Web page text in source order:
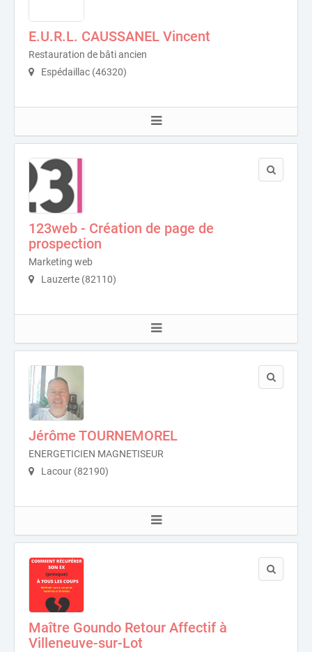
E.U.R.L. CAUSSANEL Vincent
Restauration de bâti ancien
Espédaillac (46320)
123web - Création de page de
prospection
Marketing web
Lauzerte (82110)
Jérôme TOURNEMOREL
ENERGETICIEN MAGNETISEUR
Lacour (82190)
Maître Goundo Retour Affectif à
Villeneuve-sur-Lot